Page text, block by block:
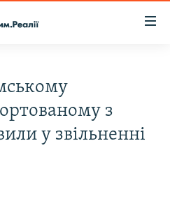
з
у звільненні